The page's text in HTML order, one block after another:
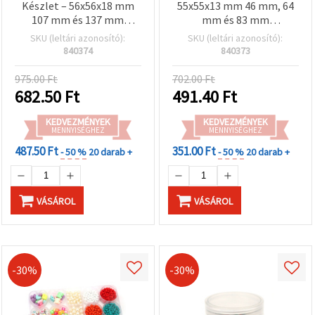
Készlet – 56x56x18 mm
107 mm és 137 mm
Mutatókkal, AA 1.5 V
Akkumulátorral Működik
SKU (leltári azonosító):
840374
975.00 Ft
682.50 Ft
KEDVEZMÉNYEK
MENNYISÉGHEZ
487.50 Ft- 50 % 20 darab +
VÁSÁROL
55x55x13 mm 46 mm, 64
mm és 83 mm
Mutatókkal, AA 1.5 V Elem
Üzemeltetve
SKU (leltári azonosító):
840373
702.00 Ft
491.40 Ft
KEDVEZMÉNYEK
MENNYISÉGHEZ
351.00 Ft- 50 % 20 darab +
VÁSÁROL
-30% -30%